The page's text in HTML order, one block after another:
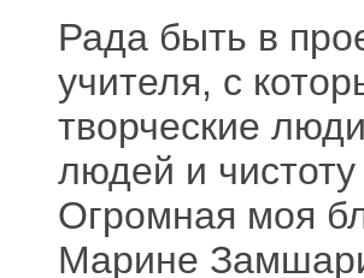
Рада быть в
учителя, с
творческие
людей и
Огромная моя
Марине